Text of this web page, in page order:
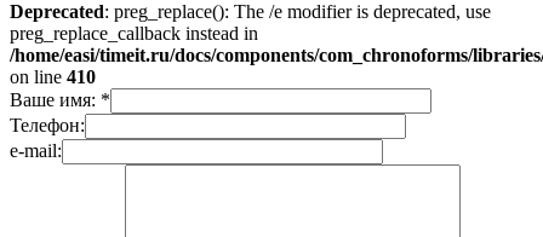
Deprecated: preg_replace(): The /e modifier is deprecated, use
preg_replace_callback instead in
/home/easi/timeit.ru/docs/components/com_chronoforms/
on line 410
Ваше имя: *
Телефон:
e-mail: